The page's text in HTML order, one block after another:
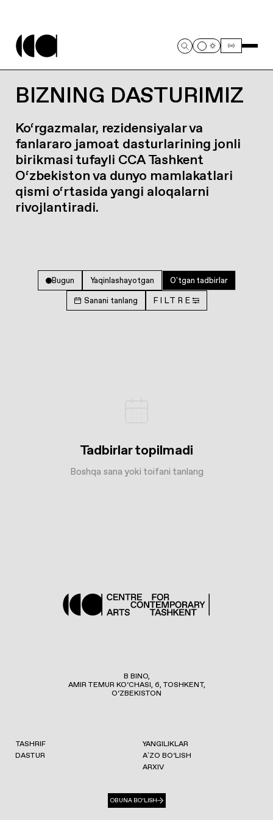
BIZNING DASTURIMIZ
Ko‘rgazmalar, rezidensiyalar va
fanlararo jamoat dasturlarining jonli
birikmasi tufayli CCA Tashkent
O‘zbekiston va dunyo mamlakatlari
qismi o‘rtasida yangi aloqalarni
rivojlantiradi.
Bugun Yaqinlashayotgan O'tgan tadbirlar
Sanani tanlang FILTRE
Tadbirlar topilmadi
Boshqa sana yoki toifani tanlang
B BINO,
AMIR TEMUR KO‘CHASI, 6, TOSHKENT,
O‘ZBEKISTON
TASHRIF
DASTUR
YANGILIKLAR
AʼZO BO‘LISH
ARXIV
OBUNA BO‘LISH